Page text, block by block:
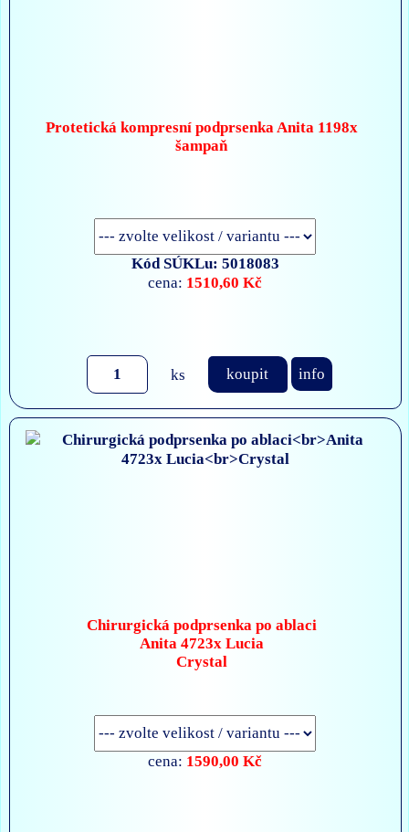
Protetická kompresní podprsenka Anita 1198x
šampaň
Kód SÚKLu: 5018083
cena: 1510,60 Kč
ks koupit info
Chirurgická podprsenka po ablaci
Anita 4723x Lucia
Crystal
cena: 1590,00 Kč